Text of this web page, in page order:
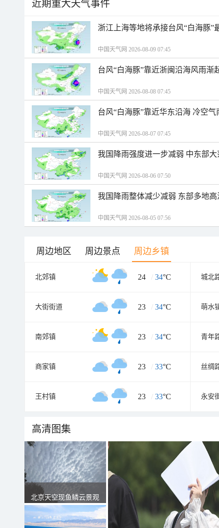
近期重大天气事件
浙江上海等地将承接台风“白海豚”
中国天气网 2026-08-09 07:45
台风“白海豚”靠近浙闽沿海风雨渐
中国天气网 2026-08-08 07:45
台风“白海豚”靠近华东沿海 冷空
中国天气网 2026-08-07 07:45
我国降雨强度进一步减弱 中东部
中国天气网 2026-08-06 07:50
我国降雨整体减少减弱 东部多地
中国天气网 2026-08-05 07:56
周边地区 周边景点 周边乡镇
北郊镇 24 / 34°C 城北
大街街道 23 / 34°C 萌水
南郊镇 23 / 34°C 青年
商家镇 23 / 33°C 丝绸
王村镇 23 / 33°C 永安
高清图集
北京天空现鱼鳞云景观